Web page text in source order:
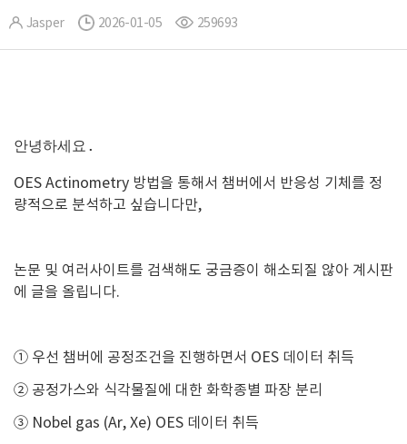
Jasper 2026-01-05 259693
안녕하세요.
OES Actinometry 방법을 통해서 챔버에서 반응성 기체를 정
량적으로 분석하고 싶습니다만,
논문 및 여러사이트를 검색해도 궁금증이 해소되질 않아 계시판
에 글을 올립니다.
① 우선 챔버에 공정조건을 진행하면서 OES 데이터 취득
② 공정가스와 식각물질에 대한 화학종별 파장 분리
③ Nobel gas (Ar, Xe) OES 데이터 취득